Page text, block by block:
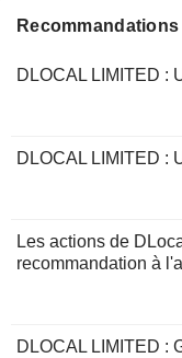
DLOCAL LIMITED :
DLOCAL LIMITED :
Les actions de
recommandation à
DLOCAL LIMITED :